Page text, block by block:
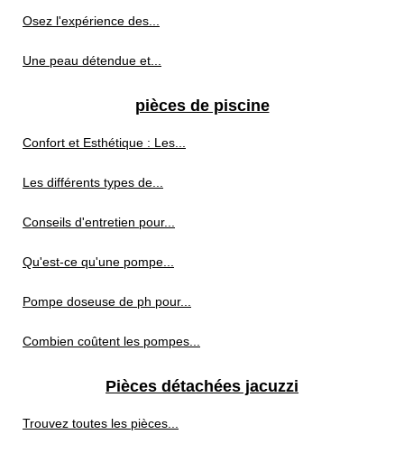
Osez l'expérience des...
Une peau détendue et...
pièces de piscine
Confort et Esthétique : Les...
Les différents types de...
Conseils d'entretien pour...
Qu'est-ce qu'une pompe...
Pompe doseuse de ph pour...
Combien coûtent les pompes...
Pièces détachées jacuzzi
Trouvez toutes les pièces...